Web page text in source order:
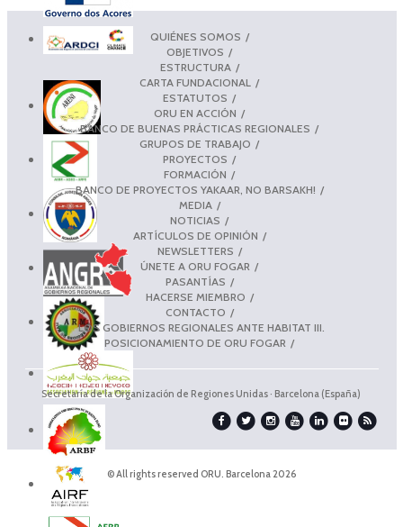
QUIÉNES SOMOS
OBJETIVOS
ESTRUCTURA
CARTA FUNDACIONAL
ESTATUTOS
ORU EN ACCIÓN
BANCO DE BUENAS PRÁCTICAS REGIONALES
GRUPOS DE TRABAJO
PROYECTOS
FORMACIÓN
BANCO DE PROYECTOS YAKAAR, NO BARSAKH!
MEDIA
NOTICIAS
ARTÍCULOS DE OPINIÓN
NEWSLETTERS
ÚNETE A ORU FOGAR
PASANTÍAS
HACERSE MIEMBRO
CONTACTO
LOS GOBIERNOS REGIONALES ANTE HABITAT III.
POSICIONAMIENTO DE ORU FOGAR
Secretaría de la Organización de Regiones Unidas · Barcelona (España)
© All rights reserved ORU. Barcelona 2026